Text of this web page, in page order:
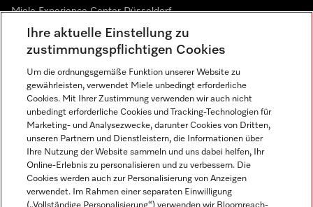
Miele Experience Center Düsseldorf
Miele Experience Center Gütersloh
Newsletter
Ihre aktuelle Einstellung zu
zustimmungspflichtigen Cookies
Um die ordnungsgemäße Funktion unserer Website zu
gewährleisten, verwendet Miele unbedingt erforderliche
Cookies. Mit Ihrer Zustimmung verwenden wir auch nicht
unbedingt erforderliche Cookies und Tracking-Technologien für
Marketing- und Analysezwecke, darunter Cookies von Dritten,
unseren Partnern und Dienstleistern, die Informationen über
Ihre Nutzung der Website sammeln und uns dabei helfen, Ihr
Online-Erlebnis zu personalisieren und zu verbessern. Die
Cookies werden auch zur Personalisierung von Anzeigen
verwendet. Im Rahmen einer separaten Einwilligung